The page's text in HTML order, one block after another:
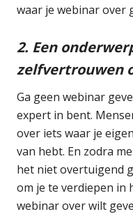
waar je webinar over
2. Een
zelfvertrouwen
Ga geen webinar
expert in bent.
over iets waar je
van hebt. En zodra
het niet overtuigend
om je te verdiepen in
webinar over wilt